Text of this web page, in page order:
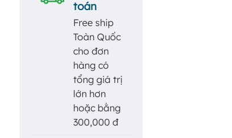
toán
Free ship
Toàn Quốc
cho đơn
hàng có
tổng giá trị
lớn hơn
hoặc bằng
300,000 đ